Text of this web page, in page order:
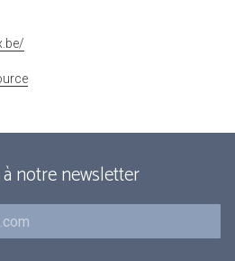
notre newsletter